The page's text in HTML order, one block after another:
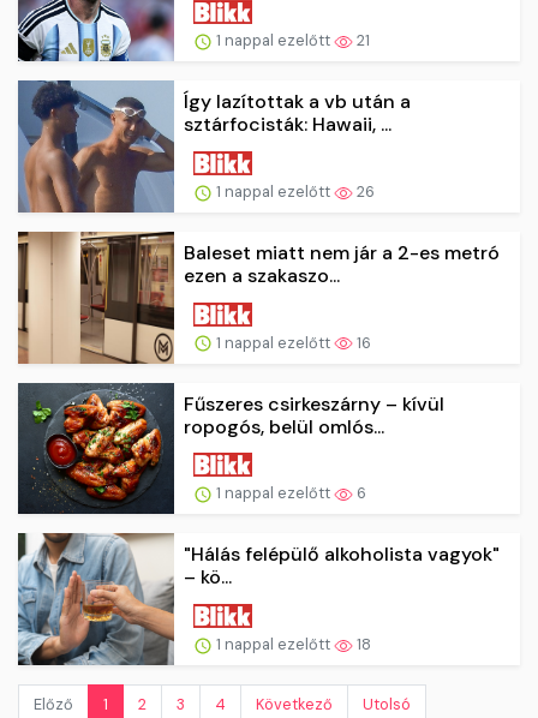
1 nappal ezelőtt 21
Így lazítottak a vb után a
sztárfocisták: Hawaii, ...
1 nappal ezelőtt 26
Baleset miatt nem jár a 2-es metró
ezen a szakaszo...
1 nappal ezelőtt 16
Fűszeres csirkeszárny – kívül
ropogós, belül omlós...
1 nappal ezelőtt 6
"Hálás felépülő alkoholista vagyok"
– kö...
1 nappal ezelőtt 18
Előző 1 2 3 4 Következő Utolsó